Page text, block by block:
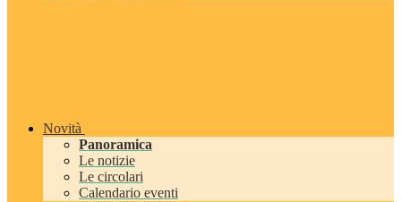
Novità
Panoramica
Le notizie
Le circolari
Calendario eventi